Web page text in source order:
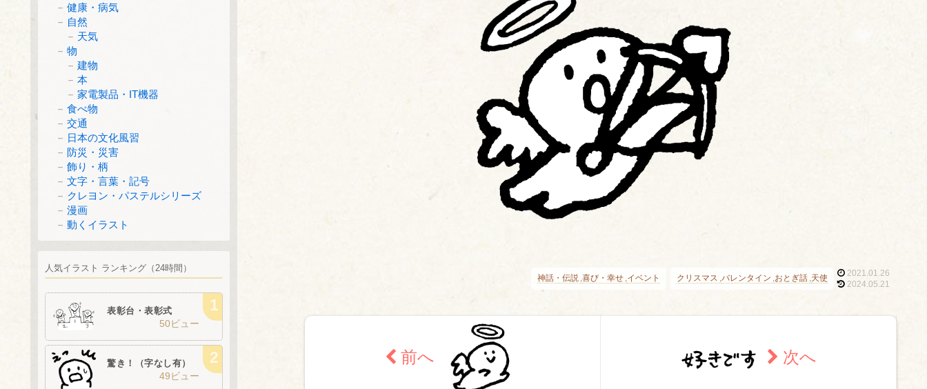
神話・伝説 喜び・幸せ イベント クリスマス バレンタイン おとぎ話 天使
2021.01.26
2024.05.21
健康・病気
自然
天気
物
建物
本
家電製品・IT機器
食べ物
交通
日本の文化風習
防災・災害
飾り・柄
文字・言葉・記号
クレヨン・パステルシリーズ
漫画
動くイラスト
人気イラスト ランキング（24時間）
表彰台・表彰式
50ビュー
驚き！（字なし有）
49ビュー